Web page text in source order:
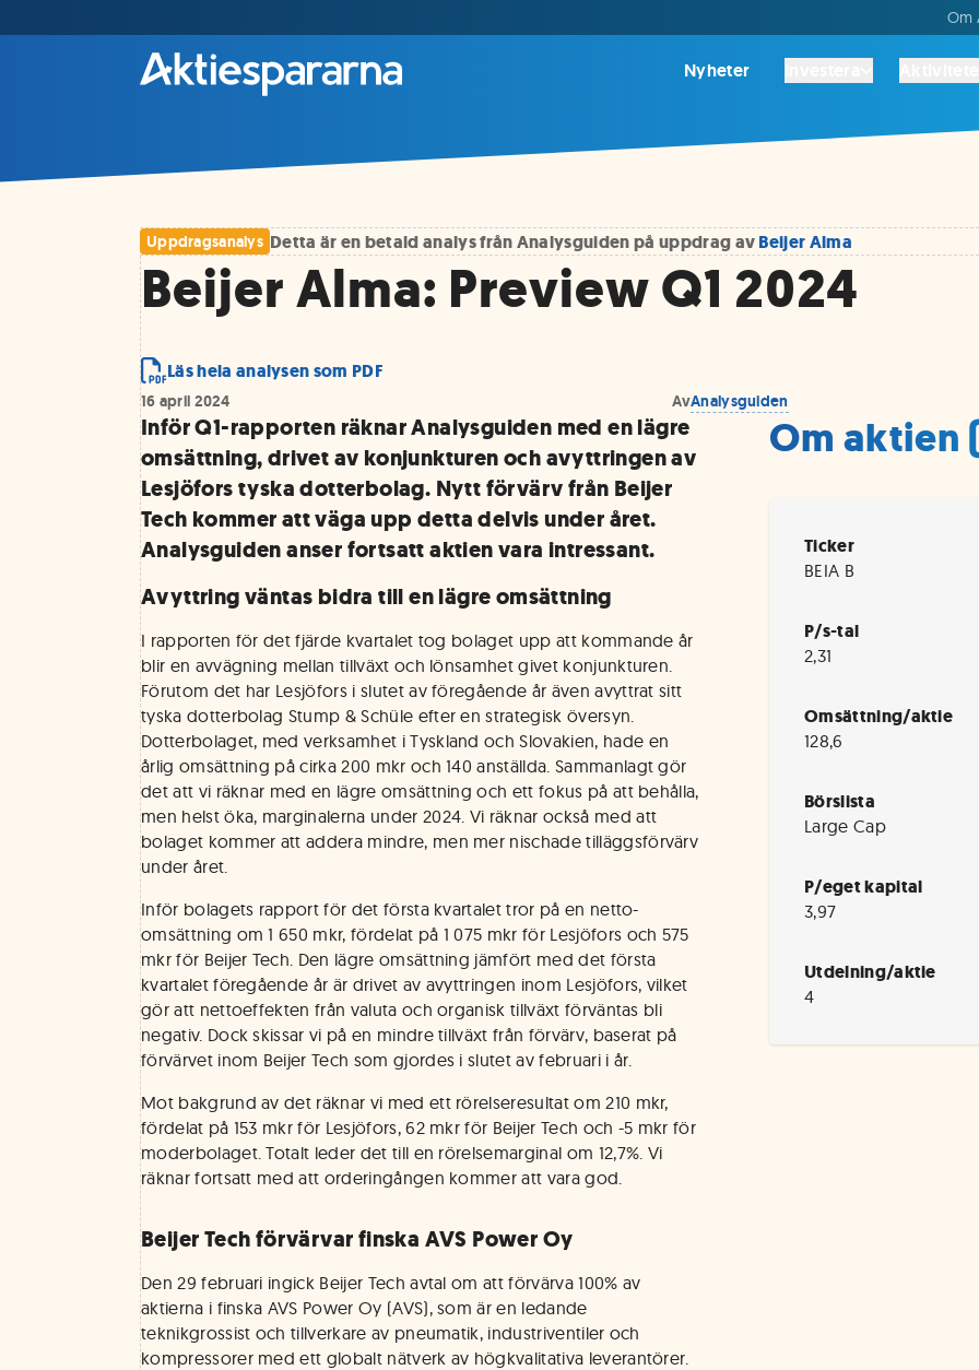
Om
Nyheter
Uppdragsanalys Detta är en betald analys från Analysguiden på uppdrag avBeijer Alma
Beijer Alma: Preview Q1 2024
Läs hela analysen som PDF
16 april 2024 AvAnalysguiden
Inför Q1-rapporten räknar Analysguiden med en lägre
omsättning, drivet av konjunkturen och avyttringen av
Lesjöfors tyska dotterbolag. Nytt förvärv från Beijer
Tech kommer att väga upp detta delvis under året.
Analysguiden anser fortsatt aktien vara intressant.
Avyttring väntas bidra till en lägre omsättning
I rapporten för det fjärde kvartalet tog bolaget upp att kommande år
blir en avvägning mellan tillväxt och lönsamhet givet konjunkturen.
Förutom det har Lesjöfors i slutet av föregående år även avyttrat sitt
tyska dotterbolag Stump & Schüle efter en strategisk översyn.
Dotterbolaget, med verksamhet i Tyskland och Slovakien, hade en
årlig omsättning på cirka 200 mkr och 140 anställda. Sammanlagt gör
det att vi räknar med en lägre omsättning och ett fokus på att behålla,
men helst öka, marginalerna under 2024. Vi räknar också med att
bolaget kommer att addera mindre, men mer nischade tilläggsförvärv
under året.
Inför bolagets rapport för det första kvartalet tror på en netto-
omsättning om 1 650 mkr, fördelat på 1 075 mkr för Lesjöfors och 575
mkr för Beijer Tech. Den lägre omsättning jämfört med det första
kvartalet föregående år är drivet av avyttringen inom Lesjöfors, vilket
gör att nettoeffekten från valuta och organisk tillväxt förväntas bli
negativ. Dock skissar vi på en mindre tillväxt från förvärv, baserat på
förvärvet inom Beijer Tech som gjordes i slutet av februari i år.
Mot bakgrund av det räknar vi med ett rörelseresultat om 210 mkr,
fördelat på 153 mkr för Lesjöfors, 62 mkr för Beijer Tech och -5 mkr för
moderbolaget. Totalt leder det till en rörelsemarginal om 12,7%. Vi
räknar fortsatt med att orderingången kommer att vara god.
Beijer Tech förvärvar finska AVS Power Oy
Den 29 februari ingick Beijer Tech avtal om att förvärva 100% av
aktierna i finska AVS Power Oy (AVS), som är en ledande
teknikgrossist och tillverkare av pneumatik, industriventiler och
kompressorer med ett globalt nätverk av högkvalitativa leverantörer.
Om aktien
Ticker
BEIA B
P/s-tal
2,31
Omsättning/aktie
128,6
Börslista
Large Cap
P/eget kapital
3,97
Utdelning/aktie
4